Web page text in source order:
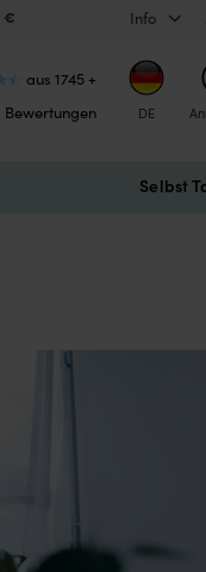
€ Info
aus 1745 +
Bewertungen
DE
Selbst